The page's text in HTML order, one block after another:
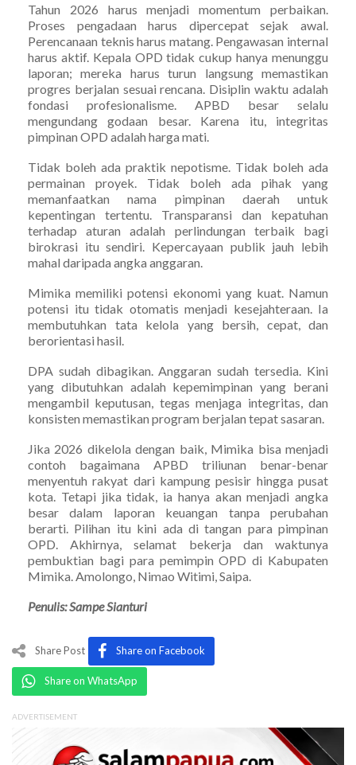
Tahun 2026 harus menjadi momentum perbaikan.
Proses pengadaan harus dipercepat sejak awal.
Perencanaan teknis harus matang. Pengawasan internal
harus aktif. Kepala OPD tidak cukup hanya menunggu
laporan; mereka harus turun langsung memastikan
progres berjalan sesuai rencana. Disiplin waktu adalah
fondasi profesionalisme. APBD besar selalu
mengundang godaan besar. Karena itu, integritas
pimpinan OPD adalah harga mati.
Tidak boleh ada praktik nepotisme. Tidak boleh ada
permainan proyek. Tidak boleh ada pihak yang
memanfaatkan nama pimpinan daerah untuk
kepentingan tertentu. Transparansi dan kepatuhan
terhadap aturan adalah perlindungan terbaik bagi
birokrasi itu sendiri. Kepercayaan publik jauh lebih
mahal daripada angka anggaran.
Mimika memiliki potensi ekonomi yang kuat. Namun
potensi itu tidak otomatis menjadi kesejahteraan. Ia
membutuhkan tata kelola yang bersih, cepat, dan
berorientasi hasil.
DPA sudah dibagikan. Anggaran sudah tersedia. Kini
yang dibutuhkan adalah kepemimpinan yang berani
mengambil keputusan, tegas menjaga integritas, dan
konsisten memastikan program berjalan tepat sasaran.
Jika 2026 dikelola dengan baik, Mimika bisa menjadi
contoh bagaimana APBD triliunan benar-benar
menyentuh rakyat dari kampung pesisir hingga pusat
kota. Tetapi jika tidak, ia hanya akan menjadi angka
besar dalam laporan keuangan tanpa perubahan
berarti. Pilihan itu kini ada di tangan para pimpinan
OPD. Akhirnya, selamat bekerja dan waktunya
pembuktian bagi para pemimpin OPD di Kabupaten
Mimika. Amolongo, Nimao Witimi, Saipa.
Penulis: Sampe Sianturi
Share Post Share on Facebook
Share on WhatsApp
ADVERTISEMENT